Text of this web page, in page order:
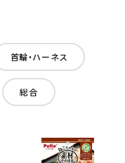
首輪・ハーネス
総合